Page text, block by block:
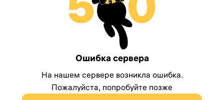
Ошибка сервера
На нашем сервере возникла ошибка.
Пожалуйста, попробуйте позже